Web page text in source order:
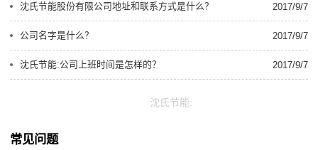
沈氏节能股份有限公司地址和联系方式是什么？ 2017/9/7
公司名字是什么？ 2017/9/7
沈氏节能:公司上班时间是怎样的？ 2017/9/7
沈氏节能:
常见问题